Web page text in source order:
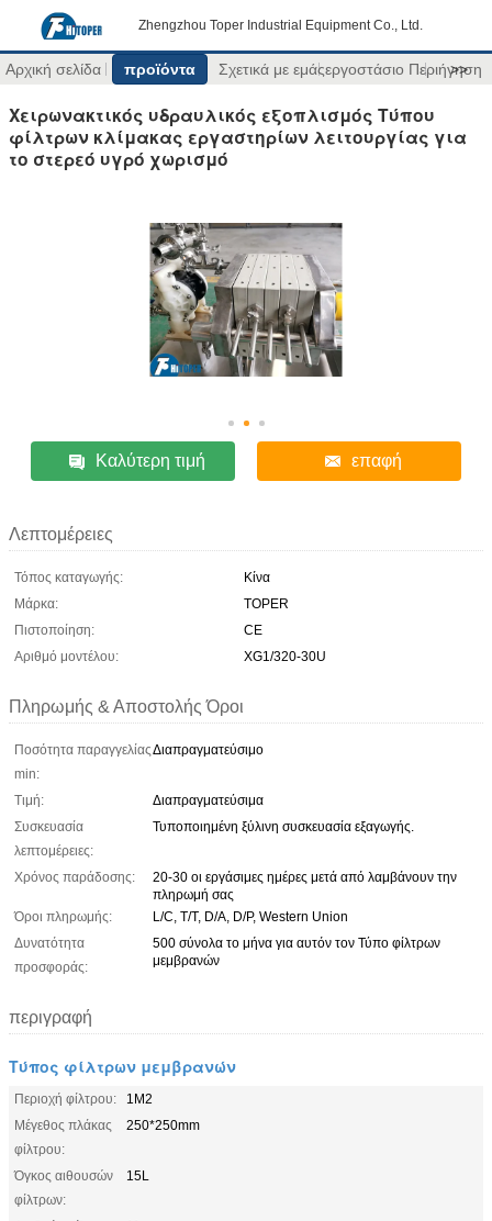
Zhengzhou Toper Industrial Equipment Co., Ltd.
Αρχική σελίδα προϊόντα Σχετικά με εμάςεργοστάσιο Περιήγηση
>>
Χειρωνακτικός υδραυλικός εξοπλισμός Τύπου
φίλτρων κλίμακας εργαστηρίων λειτουργίας για
το στερεό υγρό χωρισμό
Καλύτερη τιμή επαφή
Λεπτομέρειες
Τόπος καταγωγής:
Κίνα
Μάρκα:
TOPER
Πιστοποίηση:
CE
Αριθμό μοντέλου:
XG1/320-30U
Πληρωμής & Αποστολής Όροι
Ποσότητα παραγγελίας
min:
Διαπραγματεύσιμο
Τιμή:
Διαπραγματεύσιμα
Συσκευασία
λεπτομέρειες:
Τυποποιημένη ξύλινη συσκευασία εξαγωγής.
Χρόνος παράδοσης:
20-30 οι εργάσιμες ημέρες μετά από λαμβάνουν την
πληρωμή σας
Όροι πληρωμής:
L/C, T/T, D/A, D/P, Western Union
Δυνατότητα
προσφοράς:
500 σύνολα το μήνα για αυτόν τον Τύπο φίλτρων
μεμβρανών
περιγραφή
Τύπος φίλτρων μεμβρανών
Περιοχή φίλτρου:
1M2
Μέγεθος πλάκας
φίλτρου:
250*250mm
Όγκος αιθουσών
φίλτρων:
15L